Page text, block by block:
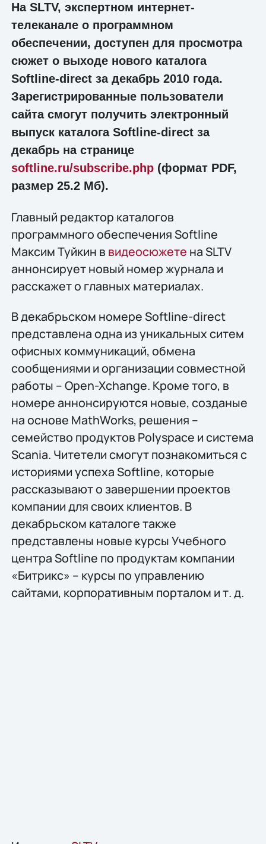
На SLTV, экспертном интернет-
телеканале о программном
обеспечении, доступен для просмотра
сюжет о выходе нового каталога
Softline-direct за декабрь 2010 года.
Зарегистрированные пользователи
сайта смогут получить электронный
выпуск каталога Softline-direct за
декабрь на странице
softline.ru/subscribe.php(формат PDF,
размер 25.2 Мб).
Главный редактор каталогов
программного обеспечения Softline
Максим Туйкин в видеосюжете на SLTV
аннонсирует новый номер журнала и
расскажет о главных материалах.
В декабрьском номере Softline-direct
представлена одна из уникальных ситем
офисных коммуникаций, обмена
сообщениями и организации совместной
работы – Open-Xchange. Кроме того, в
номере аннонсируются новые, созданые
на основе MathWorks, решения –
семейство продуктов Polyspace и система
Scania. Читетели смогут познакомиться с
историями успеха Softline, которые
рассказывают о завершении проектов
компании для своих клиентов. В
декабрьском каталоге также
представлены новые курсы Учебного
центра Softline по продуктам компании
«Битрикс» – курсы по управлению
сайтами, корпоративным порталом и т. д.